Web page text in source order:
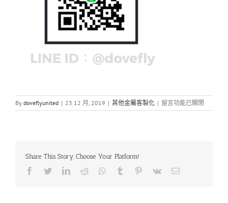
By doveflyunited | 23 12 月, 2019 | 其他金屬客製化 | 在
〈金
留言功能已關閉
Share This Story, Choose Your Platform!
Facebook
TwitterLinkedIn
Reddit Whatsapp
Tumblr Pinterest
Vk Email